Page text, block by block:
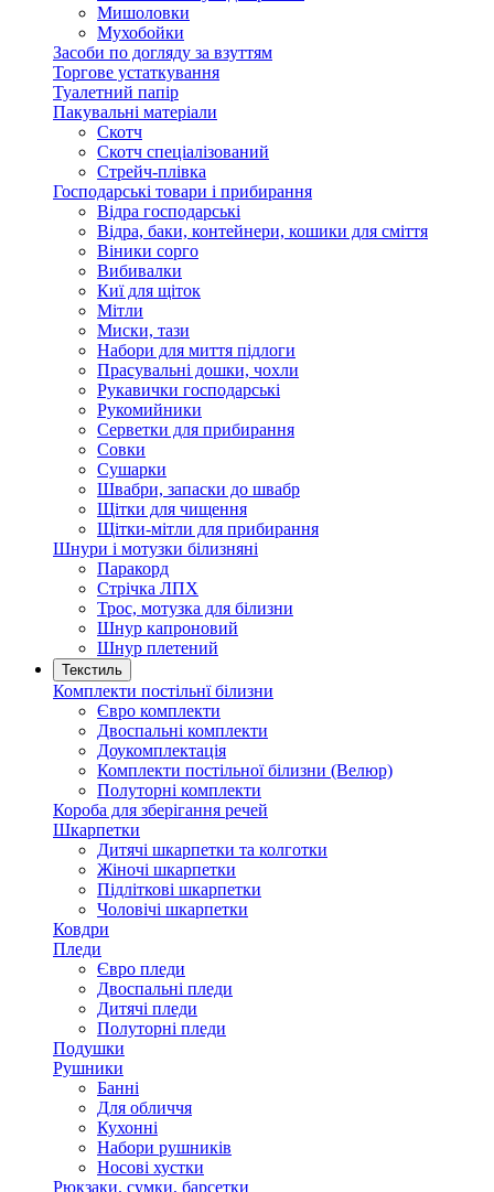
Мишоловки
Мухобойки
Засоби по догляду за взуттям
Торгове устаткування
Туалетний папір
Пакувальні матеріали
Скотч
Скотч спеціалізований
Стрейч-плівка
Господарські товари і прибирання
Відра господарські
Відра, баки, контейнери, кошики для сміття
Віники сорго
Вибивалки
Киї для щіток
Мітли
Миски, тази
Набори для миття підлоги
Прасувальні дошки, чохли
Рукавички господарські
Рукомийники
Серветки для прибирання
Совки
Сушарки
Швабри, запаски до швабр
Щітки для чищення
Щітки-мітли для прибирання
Шнури і мотузки білизняні
Паракорд
Стрічка ЛПХ
Трос, мотузка для білизни
Шнур капроновий
Шнур плетений
Текстиль
Комплекти постільнї білизни
Євро комплекти
Двоспальні комплекти
Доукомплектація
Комплекти постільної білизни (Велюр)
Полуторні комплекти
Короба для зберігання речей
Шкарпетки
Дитячі шкарпетки та колготки
Жіночі шкарпетки
Підліткові шкарпетки
Чоловічі шкарпетки
Ковдри
Пледи
Євро пледи
Двоспальні пледи
Дитячі пледи
Полуторні пледи
Подушки
Рушники
Банні
Для обличчя
Кухонні
Набори рушників
Носові хустки
Рюкзаки, сумки, барсетки